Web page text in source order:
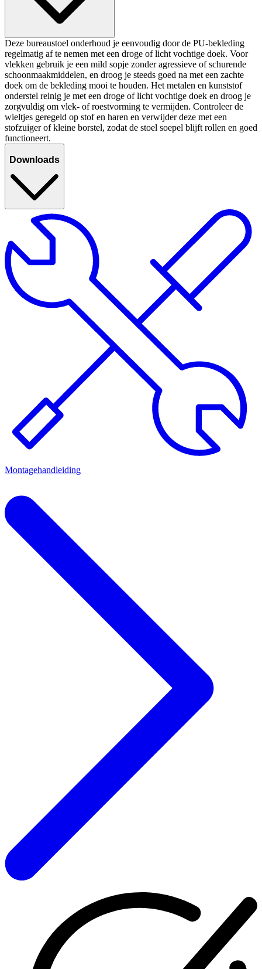
Deze bureaustoel onderhoud je eenvoudig door de PU-bekleding
regelmatig af te nemen met een droge of licht vochtige doek. Voor
vlekken gebruik je een mild sopje zonder agressieve of schurende
schoonmaakmiddelen, en droog je steeds goed na met een zachte
doek om de bekleding mooi te houden. Het metalen en kunststof
onderstel reinig je met een droge of licht vochtige doek en droog je
zorgvuldig om vlek- of roestvorming te vermijden. Controleer de
wieltjes geregeld op stof en haren en verwijder deze met een
stofzuiger of kleine borstel, zodat de stoel soepel blijft rollen en goed
functioneert.
Downloads
Montagehandleiding